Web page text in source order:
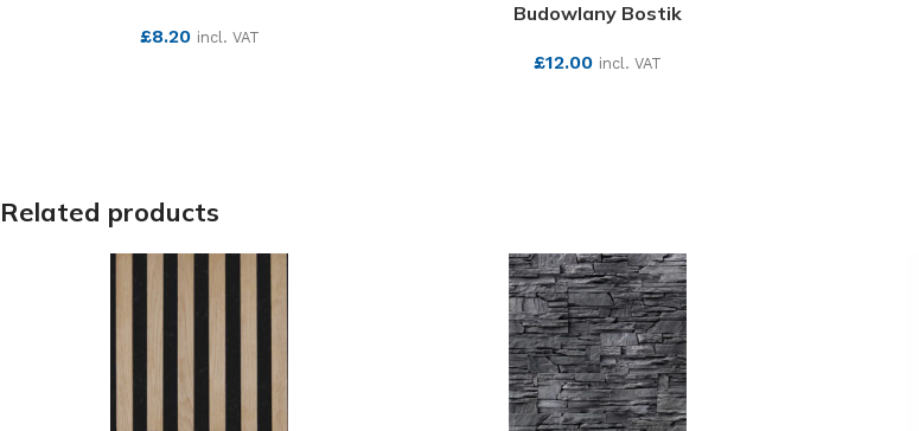
£8.20 incl. VAT
Budowlany Bostik
£12.00 incl. VAT
Related products